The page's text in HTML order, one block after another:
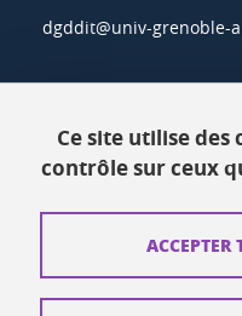
dgddit@univ-grenoble-
Ressources
Contacts
Plans d'accès
Mentions légales
Ce site utilise des
contrôle sur ceux
ACCEPTER